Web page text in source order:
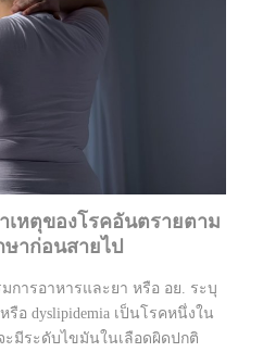
เหตุของโรคอันตรายตาม
าก่อนสายไป
ารอาหารและยา หรือ อย. ระบุ
อ dyslipidemia เป็นโรคหนึ่งใน
ะมีระดับไขมันในเลือดผิดปกติ